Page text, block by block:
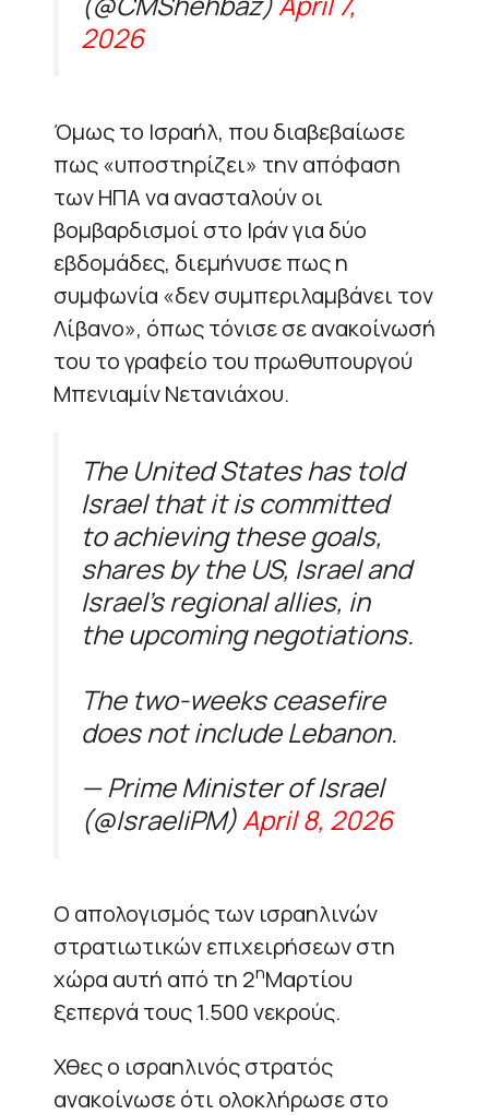
2026
Όμως το Ισραήλ, που διαβεβαίωσε
πως «υποστηρίζει» την απόφαση
των ΗΠΑ να ανασταλούν οι
βομβαρδισμοί στο Ιράν για δύο
εβδομάδες, διεμήνυσε πως η
συμφωνία «δεν συμπεριλαμβάνει τον
Λίβανο», όπως τόνισε σε ανακοίνωσή
του το γραφείο του πρωθυπουργού
Μπενιαμίν Νετανιάχου.
The United States has told
Israel that it is committed
to achieving these goals,
shares by the US, Israel and
Israel’s regional allies, in
the upcoming negotiations.
The two-weeks ceasefire
does not include Lebanon.
— Prime Minister of Israel
(@IsraeliPM)April 8, 2026
Ο απολογισμός των ισραηλινών
στρατιωτικών επιχειρήσεων στη
χώρα αυτή από τη 2ηΜαρτίου
ξεπερνά τους 1.500 νεκρούς.
Χθες ο ισραηλινός στρατός
ανακοίνωσε ότι ολοκλήρωσε στο